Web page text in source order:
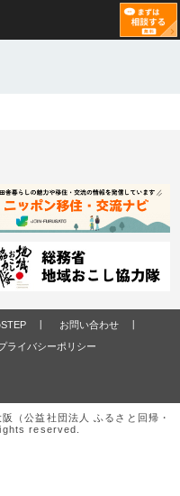
お問い合わせ
ライバシーポリシー
（公益社団法人 ふるさと回帰・
reserved.